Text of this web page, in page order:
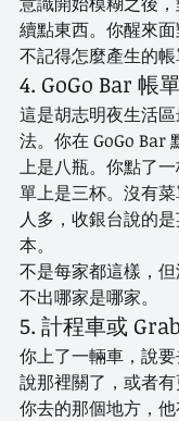
續點東西。你醒來
不記得怎麼產生的帳
4. GoGo Bar 帳
這是胡志明夜生活
法。你在 GoGo Bar
上是八瓶。你點了
單上是三杯。沒有
人多，收銀台說的
本。
不是每家都這樣，
不出哪家是哪家。
5. 計程車或
你上了一輛車，說
說那裡關了，或者
你去的那個地方，